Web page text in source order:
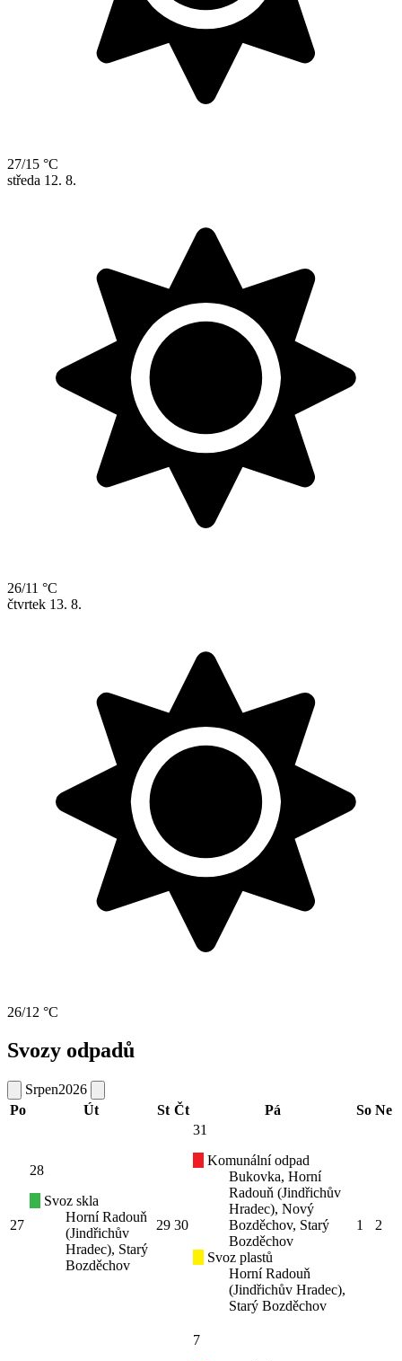
27/15 °C
středa 12. 8.
26/11 °C
čtvrtek 13. 8.
26/12 °C
Svozy odpadů
Srpen2026
Po
Út St Čt Pá So Ne
27
28
Svoz skla
Horní Radouň
(Jindřichův
Hradec), Starý
Bozděchov
29 30
31
Komunální odpad
Bukovka, Horní
Radouň (Jindřichův
Hradec), Nový
Bozděchov, Starý
Bozděchov
Svoz plastů
Horní Radouň
(Jindřichův Hradec),
Starý Bozděchov
1 2
7